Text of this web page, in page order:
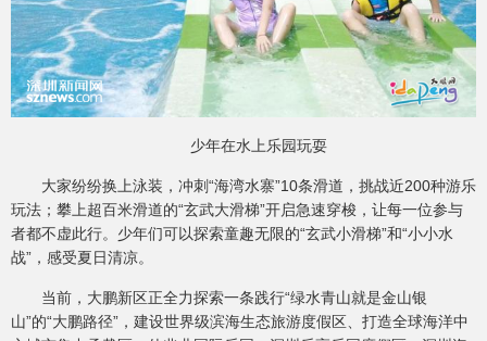
少年在水上乐园玩耍
大家纷纷换上泳装，冲刺“海湾水寨”10条滑道，挑战近200种游乐
玩法；攀上超百米滑道的“玄武大滑梯”开启急速穿梭，让每一位参与
者都不虚此行。少年们可以探索童趣无限的“玄武小滑梯”和“小小水
战”，感受夏日清凉。
当前，大鹏新区正全力探索一条践行“绿水青山就是金山银
山”的“大鹏路径”，建设世界级滨海生态旅游度假区、打造全球海洋中